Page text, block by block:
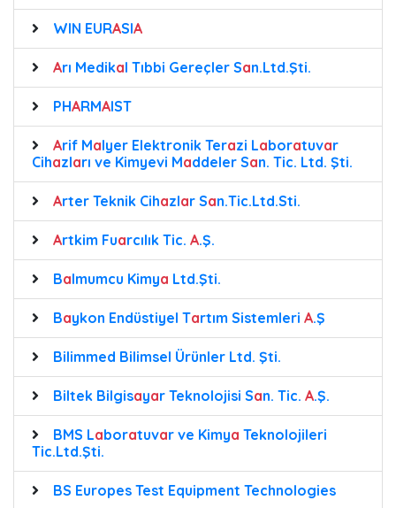
WIN EURASIA
Arı Medikal Tıbbi Gereçler San.Ltd.Şti.
PHARMAIST
Arif Malyer Elektronik Terazi Laboratuvar
Cihazları ve Kimyevi Maddeler San. Tic. Ltd. Şti.
Arter Teknik Cihazlar San.Tic.Ltd.Sti.
Artkim Fuarcılık Tic. A.Ş.
Balmumcu Kimya Ltd.Şti.
Baykon Endüstiyel Tartım Sistemleri A.Ş
Bilimmed Bilimsel Ürünler Ltd. Şti.
Biltek Bilgisayar Teknolojisi San. Tic. A.Ş.
BMS Laboratuvar ve Kimya Teknolojileri
Tic.Ltd.Şti.
BS Europes Test Equipment Technologies